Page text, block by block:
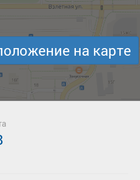
на карте